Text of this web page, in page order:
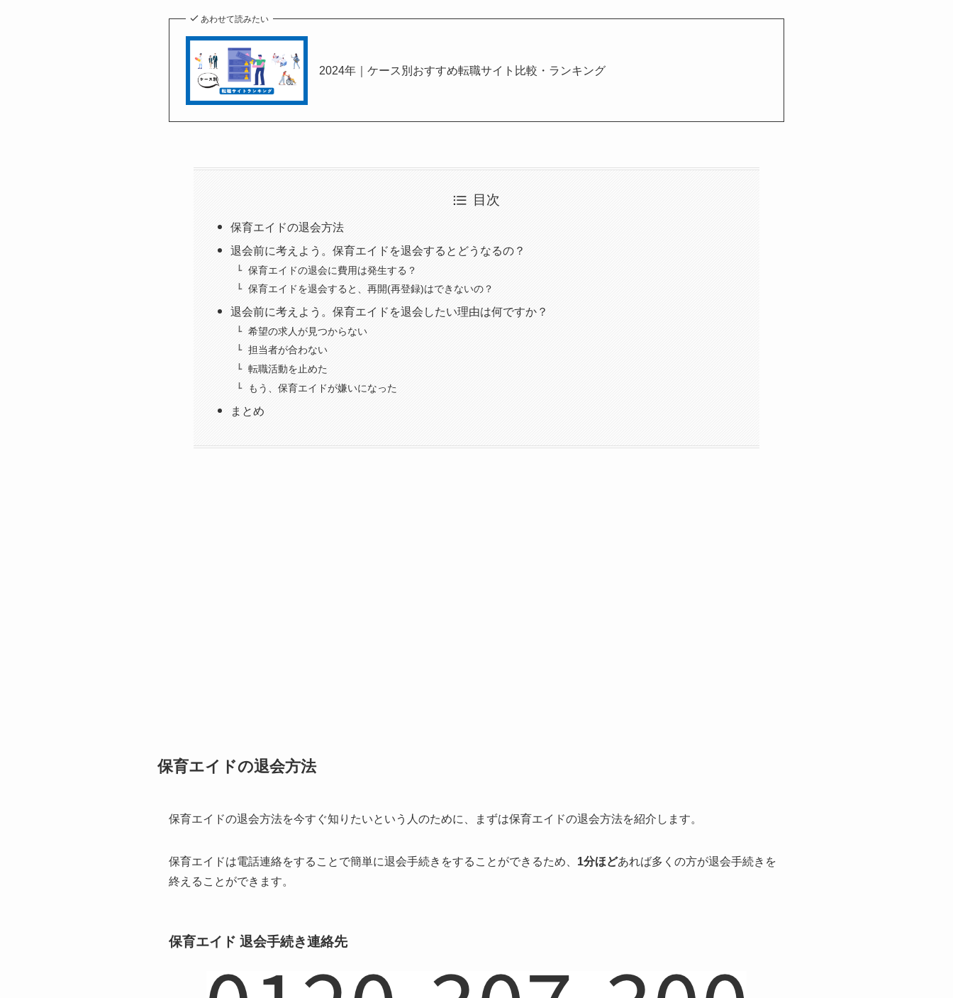
あわせて読みたい
2024年｜ケース別おすすめ転職サイト比較・ランキング
目次
保育エイドの退会方法
退会前に考えよう。保育エイドを退会するとどうなるの？
保育エイドの退会に費用は発生する？
保育エイドを退会すると、再開(再登録)はできないの？
退会前に考えよう。保育エイドを退会したい理由は何ですか？
希望の求人が見つからない
担当者が合わない
転職活動を止めた
もう、保育エイドが嫌いになった
まとめ
保育エイドの退会方法
保育エイドの退会方法を今すぐ知りたいという人のために、まずは保育エイドの退会方法を紹介します。
保育エイドは電話連絡をすることで簡単に退会手続きをすることができるため、 1分ほどあれば多くの方が退会手続きを
終えることができます。
保育エイド 退会手続き連絡先